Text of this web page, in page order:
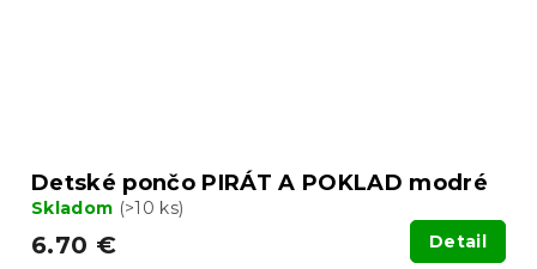
Detské pončo PIRÁT A POKLAD modré
Skladom (>10 ks)
6.70 € Detail